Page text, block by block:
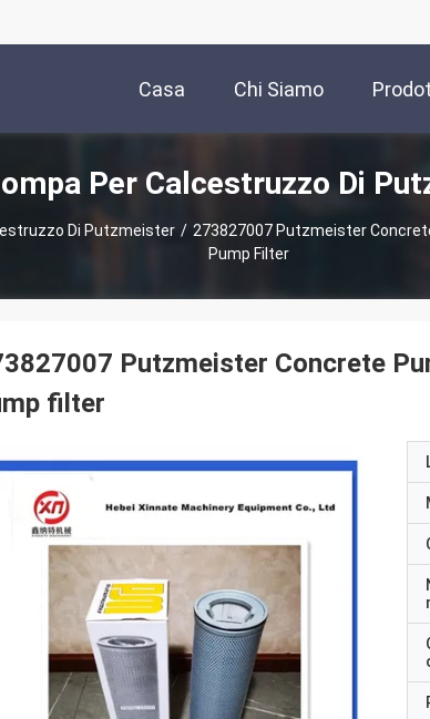
Casa Chi Siamo
Per Calcestruzzo Di
Di Putzmeister / 273827007 Putzmeister
Pump Filter
Putzmeister Concrete
filter